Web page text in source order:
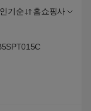
인기순 홈쇼핑사